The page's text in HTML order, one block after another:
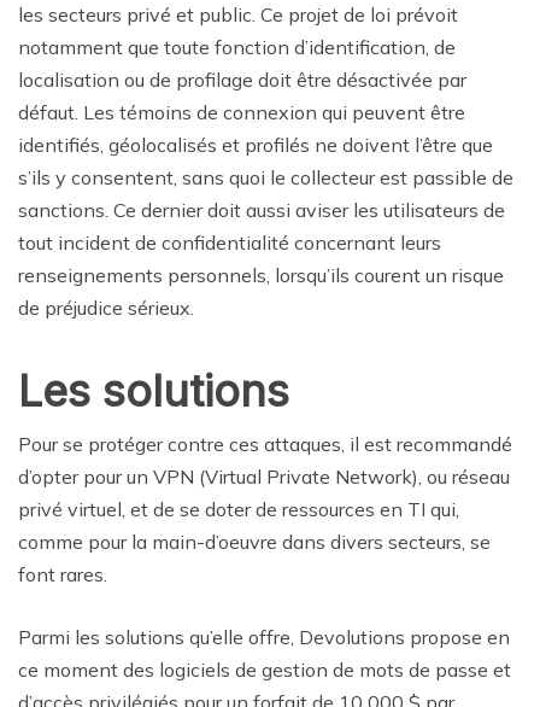
les secteurs privé et public. Ce projet de loi prévoit
notamment que toute fonction d’identification, de
localisation ou de profilage doit être désactivée par
défaut. Les témoins de connexion qui peuvent être
identifiés, géolocalisés et profilés ne doivent l’être que
s’ils y consentent, sans quoi le collecteur est passible de
sanctions. Ce dernier doit aussi aviser les utilisateurs de
tout incident de confidentialité concernant leurs
renseignements personnels, lorsqu’ils courent un risque
de préjudice sérieux.
Les solutions
Pour se protéger contre ces attaques, il est recommandé
d’opter pour un VPN (Virtual Private Network), ou réseau
privé virtuel, et de se doter de ressources en TI qui,
comme pour la main-d’oeuvre dans divers secteurs, se
font rares.
Parmi les solutions qu’elle offre, Devolutions propose en
ce moment des logiciels de gestion de mots de passe et
d’accès privilégiés pour un forfait de 10 000 $ par